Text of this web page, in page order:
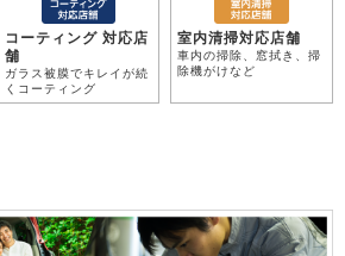
コーティング 対応店
舗
ガラス被膜でキレイが続
くコーティング
室内清掃対応店舗
車内の掃除、窓拭き、掃
除機がけなど